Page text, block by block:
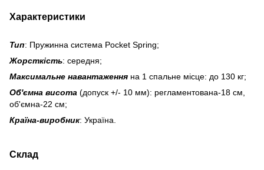
Характеристики
Тип: Пружинна система Poсket Spring;
Жорсткість: середня;
Максимальне навантаження на 1 спальне місце: до 130 кг;
Об'ємна висота (допуск +/- 10 мм): регламентована-18 см,
об'ємна-22 см;
Країна-виробник: Україна.
Склад